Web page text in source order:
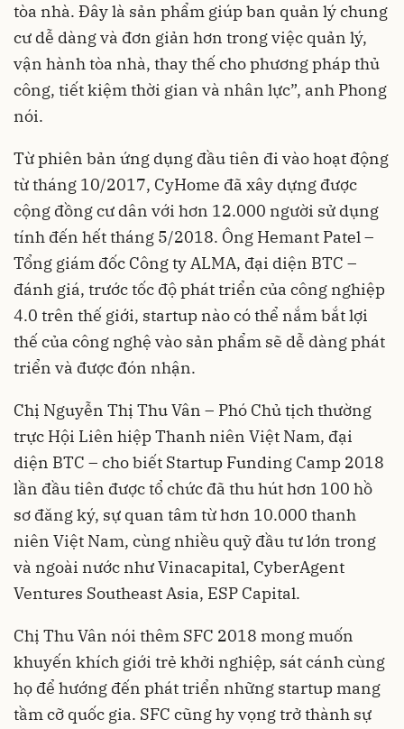
tòa nhà. Đây là sản phẩm giúp ban quản lý chung
cư dễ dàng và đơn giản hơn trong việc quản lý,
vận hành tòa nhà, thay thế cho phương pháp thủ
công, tiết kiệm thời gian và nhân lực”, anh Phong
nói.
Từ phiên bản ứng dụng đầu tiên đi vào hoạt động
từ tháng 10/2017, CyHome đã xây dựng được
cộng đồng cư dân với hơn 12.000 người sử dụng
tính đến hết tháng 5/2018. Ông Hemant Patel –
Tổng giám đốc Công ty ALMA, đại diện BTC –
đánh giá, trước tốc độ phát triển của công nghiệp
4.0 trên thế giới, startup nào có thể nắm bắt lợi
thế của công nghệ vào sản phẩm sẽ dễ dàng phát
triển và được đón nhận.
Chị Nguyễn Thị Thu Vân – Phó Chủ tịch thường
trực Hội Liên hiệp Thanh niên Việt Nam, đại
diện BTC – cho biết Startup Funding Camp 2018
lần đầu tiên được tổ chức đã thu hút hơn 100 hồ
sơ đăng ký, sự quan tâm từ hơn 10.000 thanh
niên Việt Nam, cùng nhiều quỹ đầu tư lớn trong
và ngoài nước như Vinacapital, CyberAgent
Ventures Southeast Asia, ESP Capital.
Chị Thu Vân nói thêm SFC 2018 mong muốn
khuyến khích giới trẻ khởi nghiệp, sát cánh cùng
họ để hướng đến phát triển những startup mang
tầm cỡ quốc gia. SFC cũng hy vọng trở thành sự